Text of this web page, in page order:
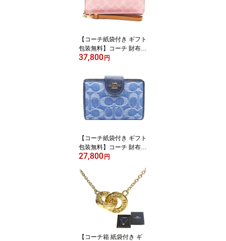
【新作 新品 限定モデ
ル】【COACH コーチ】
【サイフ さいふ】【楽ギ
取対応商品】
【コーチ紙袋付き ギフト
包装無料】コーチ 財布 C
OACH 長財布 シグネチ
布 CEC-20 CW-778 IMP
O ピンク COACH ブラン
ド サイフ【新作 新品 限
定モデル】【COACH コ
ーチ】【サイフ さいふ】
【楽ギフ_包装】【コン
す楽】
37,800 円
【コーチ紙袋付き ギフト
包装無料】コーチ 財布 C
OACH デニム シグネチ
布 CDF-12 IMTYV COAC
H【2026 新作 新品】【C
OACH コーチ】【サイフ
さいふ 財布】【COACH
ブランド サイフ】【楽ギ
フ_包装】【コンビニ受
27,800 円
【コーチ箱 紙袋付き ギ